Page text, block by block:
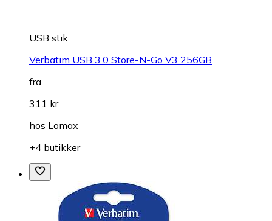
USB stik
Verbatim USB 3.0 Store-N-Go V3 256GB
fra
311 kr.
hos Lomax
+4 butikker